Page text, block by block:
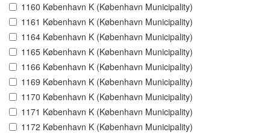
1160 København K (København Municipality)
1161 København K (København Municipality)
1164 København K (København Municipality)
1165 København K (København Municipality)
1166 København K (København Municipality)
1169 København K (København Municipality)
1170 København K (København Municipality)
1171 København K (København Municipality)
1172 København K (København Municipality)